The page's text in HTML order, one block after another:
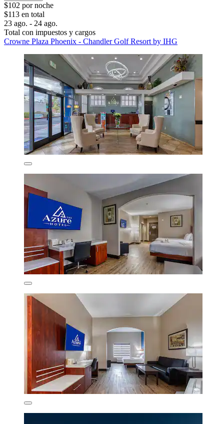
$102 por noche
$113 en total
23 ago. - 24 ago.
Total con impuestos y cargos
Crowne Plaza Phoenix - Chandler Golf Resort by IHG